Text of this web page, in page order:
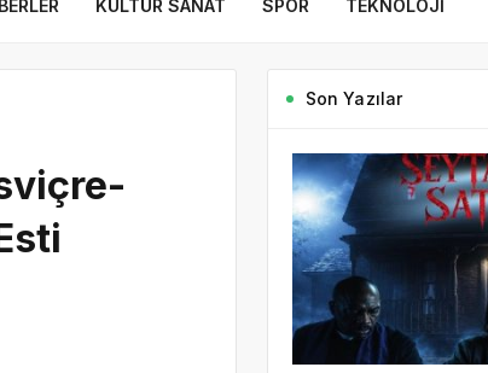
KÜLTÜR SANAT SPOR TEKNOLOJI
Son Yazılar